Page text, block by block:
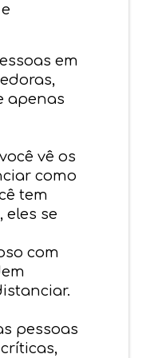
em
apenas
vê os
como
tem
eles se
com
pessoas